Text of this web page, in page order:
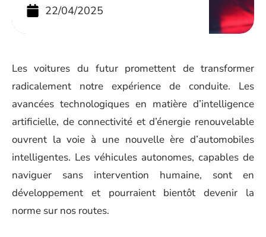
22/04/2025
Les voitures du futur promettent de transformer
radicalement notre expérience de conduite. Les
avancées technologiques en matière d’intelligence
artificielle, de connectivité et d’énergie renouvelable
ouvrent la voie à une nouvelle ère d’automobiles
intelligentes. Les véhicules autonomes, capables de
naviguer sans intervention humaine, sont en
développement et pourraient bientôt devenir la
norme sur nos routes.